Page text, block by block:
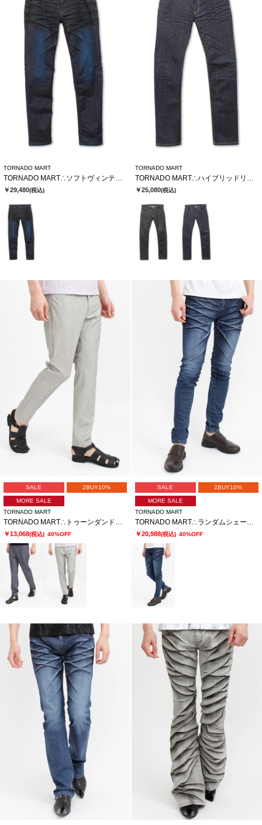
TORNADO MART
TORNADO MART∴ソフトヴィンテージスリムデニム
￥29,480(税込)
TORNADO MART
TORNADO MART∴ハイブリッドリジットデニム
￥25,080(税込)
SALE 2BUY10%
MORE SALE
TORNADO MART
￥13,068(税込) 40%OFF
SALE 2BUY10%
MORE SALE
TORNADO MART
￥20,988(税込) 40%OFF